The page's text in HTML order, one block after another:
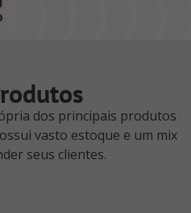
dos principais produtos
vasto estoque e um mix
seus clientes.